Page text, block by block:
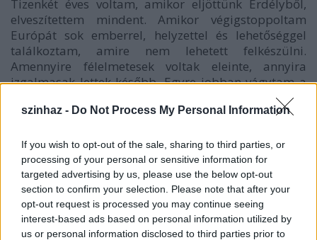
szinhaz - Do Not Process My Personal Information
If you wish to opt-out of the sale, sharing to third parties, or
processing of your personal or sensitive information for
targeted advertising by us, please use the below opt-out
section to confirm your selection. Please note that after your
opt-out request is processed you may continue seeing
interest-based ads based on personal information utilized by
us or personal information disclosed to third parties prior to
Tizenkét éves voltam, amikor eljöttünk Erdélyből,
elveszítettem mindent. Amikor végigstoppoltam
Európát sok emberrel, helyzettel és lehetőséggel
találkoztam, amire nem lehetett felkészülni.
Amennyire félelmetesek voltak eleinte, annyira
izgalmasak lettek később. Egyre jobban vágytam a
kiszámíthatatlan helyzetekre. Minden érde-kelt: a
mozgás, a báb, az opera, főleg az, hogy ezeket
Fontos, hogy a médium (ahogy én a színészt
nevezem) és a néző számára egyre tágabb
vektorokat, azaz egyre izgalmasabb eszközöket
biztosítsak, hogy önmagukat megfogalmazzák.
Ehhez természetesen nekem nagyon sok mindenbe
bele kellett ásnom magam.